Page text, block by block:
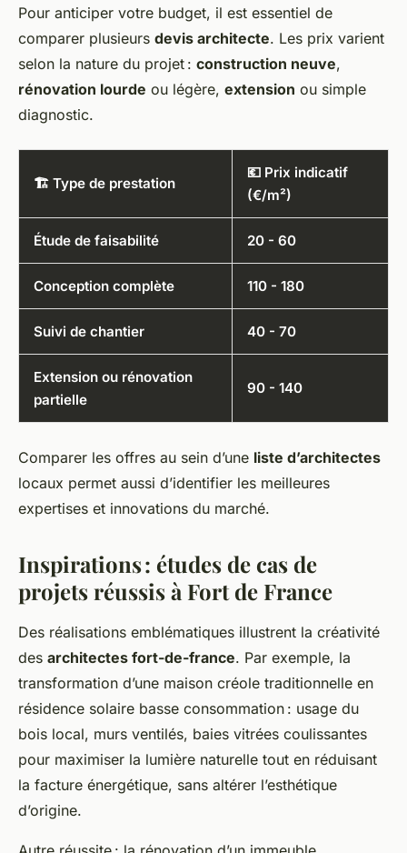
Pour anticiper votre budget, il est essentiel de
comparer plusieurs devis architecte. Les prix varient
selon la nature du projet : construction neuve,
rénovation lourde ou légère, extension ou simple
diagnostic.
🏗️ Type de prestation
💶 Prix indicatif
(€/m²)
Étude de faisabilité 20 - 60
Conception complète 110 - 180
Suivi de chantier 40 - 70
Extension ou rénovation
partielle
90 - 140
Comparer les offres au sein d’une liste d’architectes
locaux permet aussi d’identifier les meilleures
expertises et innovations du marché.
Inspirations : études de cas de
projets réussis à Fort de France
Des réalisations emblématiques illustrent la créativité
des architectes fort-de-france. Par exemple, la
transformation d’une maison créole traditionnelle en
résidence solaire basse consommation : usage du
bois local, murs ventilés, baies vitrées coulissantes
pour maximiser la lumière naturelle tout en réduisant
la facture énergétique, sans altérer l’esthétique
d’origine.